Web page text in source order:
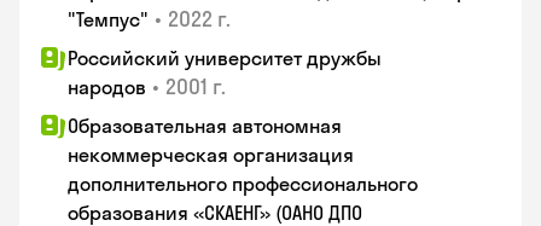
"Темпус" • 2022 г.
Российский университет дружбы
народов • 2001 г.
Образовательная автономная
некоммерческая организация
дополнительного профессионального
образования «СКАЕНГ» (ОАНО ДПО